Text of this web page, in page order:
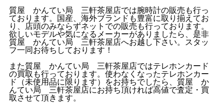
質屋 かんてい局 三軒茶屋店では腕時計の販売も行っ
ております。国産、海外ブランドも豊富に取り揃えてお
り、店頭のみならずネットでの販売も行っております。
欲しいモデルや気になるメーカーがありましたら、是非
質屋 かんてい局 三軒茶屋店へお越し下さい。スタッ
フ一同お待ちしております！
また質屋 かんてい局 三軒茶屋店ではテレホンカード
の買取も行っております。使わなくなったテレホンカー
ド（未使用品に限ります）をお持ちでしたら、質屋 か
んてい局 三軒茶屋店にお持ち頂ければ高値で査定・買
取させて頂きます。